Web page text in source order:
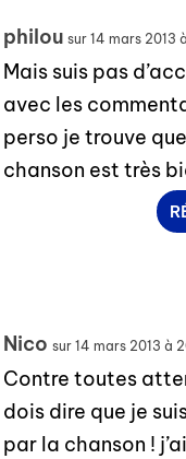
philou sur 14 mars 2013
Mais suis pas
avec les
perso je trouve
chanson est très
Nico sur 14 mars 2013 à
Contre toutes
dois dire que je
par la chanson !